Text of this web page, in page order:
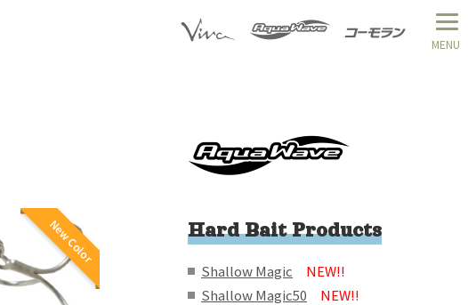
New Color Hard Bait Products
Shallow Magic
NEW!!
Shallow Magic50
NEW!!